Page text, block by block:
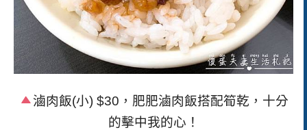
滷肉飯(小) $30 ，肥肥滷肉飯搭配筍乾，十分
的擊中我的心！